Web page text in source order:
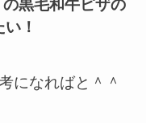
黒毛和牛ピザの
！
になればと＾＾